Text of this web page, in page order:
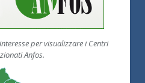
per visualizzare i Centri
Anfos.